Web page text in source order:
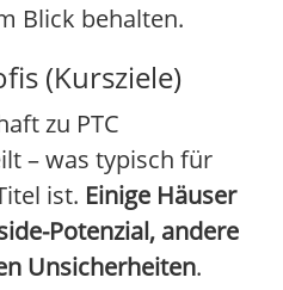
Blick behalten.
(Kursziele)
zu PTC
– was typisch für
ist. Einige Häuser
Potenzial, andere
Unsicherheiten.